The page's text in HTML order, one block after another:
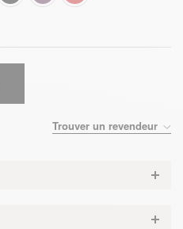
Trouver un revendeur